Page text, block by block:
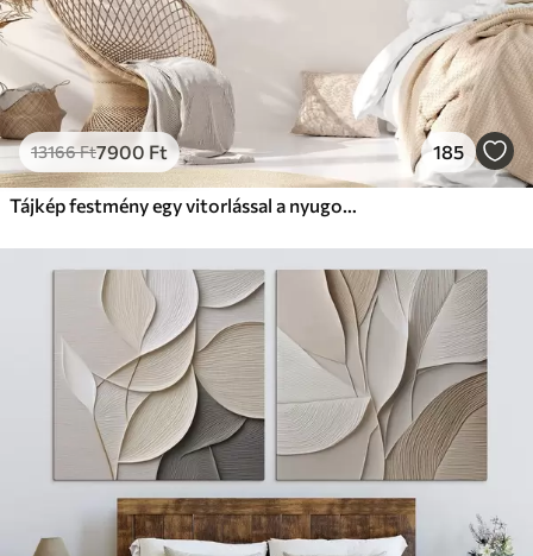
13166Ft7900 Ft 185
Tájkép festmény egy vitorlással a nyugodt tengeren, narancssárga és sárga égbolt, távoli hegyek